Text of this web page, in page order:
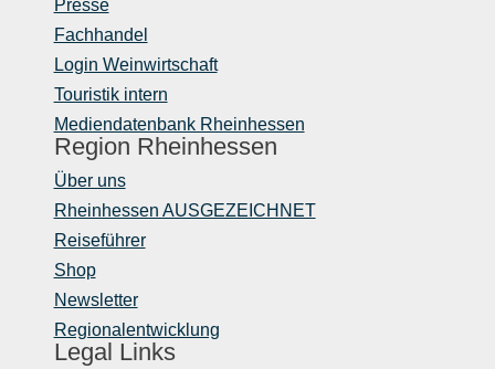
Presse
Fachhandel
Login Weinwirtschaft
Touristik intern
Mediendatenbank Rheinhessen
Region Rheinhessen
Über uns
Rheinhessen AUSGEZEICHNET
Reiseführer
Shop
Newsletter
Regionalentwicklung
Legal Links